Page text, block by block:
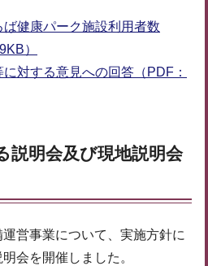
ば健康パーク施設利用者数
）
対する意見への回答（PDF：
説明会及び現地説明会
営事業について、実施方針に
会を開催しました。